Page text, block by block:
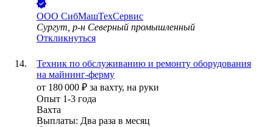
ООО СибМашТехСервиc
Сургут, р-н Северный промышленный
Откликнуться
Техник по обслуживанию и ремонту оборудования
на майнинг-ферму
от 180 000 ₽ за вахту, на руки
Опыт 1-3 года
Вахта
Выплаты: Два раза в месяц